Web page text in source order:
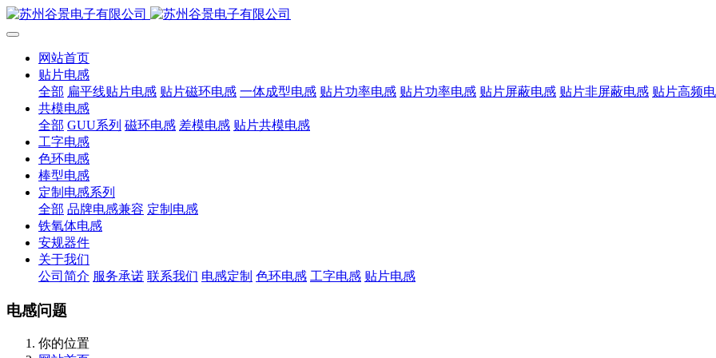
网站首页
贴片电感
全部 扁平线贴片电感 贴片磁环电感 一体成型电感 贴片功率电感 贴片功率电感 贴片屏蔽电感 贴片非屏蔽电感 贴片高频
共模电感
全部 GUU系列 磁环电感 差模电感 贴片共模电感
工字电感
色环电感
棒型电感
定制电感系列
全部 品牌电感兼容 定制电感
铁氧体电感
安规器件
关于我们
公司简介 服务承诺 联系我们 电感定制 色环电感 工字电感 贴片电感
电感问题
你的位置